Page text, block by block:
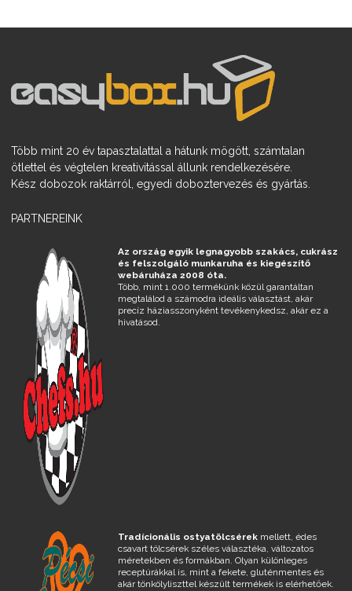
Több mint 20 év tapasztalattal a hátunk mögött, számtalan
ötlettel és végtelen kreativitással állunk rendelkezésére.
Kész dobozok raktárról, egyedi doboztervezés és gyártás.
PARTNEREINK
Az ország egyik legnagyobb szakács, cukrász
és felszolgáló munkaruha és kiegészítő
webáruháza 2008 óta.
Több, mint 1.000 termékünk közül garantáltan
megtalálod a számodra ideális választást, akár
precíz háziasszonyként tevékenykedsz, akár ez a
hivatásod.
Tradícionális ostyatölcsérekmellett, édes
csavart tölcsérek széles választéka, változatos
méretekben és formákban. Olyan különleges
receptúrákkal is, mint a fekete, gluténmentes és
akár tönkölyliszttel készült termékek is elérhetőek.